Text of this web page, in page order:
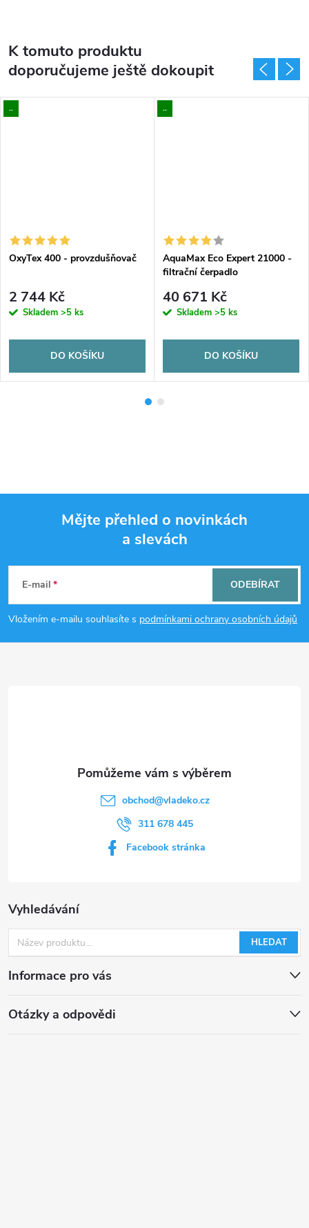
K tomuto produktu
doporučujeme ještě dokoupit
..
OxyTex 400 - provzdušňovač
2 744 Kč
Skladem >5 ks
DO KOŠÍKU
..
AquaMax Eco Expert 21000 -
filtrační čerpadlo
40 671 Kč
Skladem >5 ks
DO KOŠÍKU
p
a
Mějte přehled o novinkách
a slevách
E-mail
Vložením e-mailu souhlasíte s podmínkami ochrany osobních údajů
ODEBÍRAT
Vyhledávání
HLEDAT
Informace pro vás
Otázky a odpovědi
obchod@vladeko.cz
311 678 445
Facebook stránka